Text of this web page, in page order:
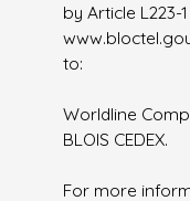
by Article L223-
to:
Worldline
BLOIS CEDEX.
For more